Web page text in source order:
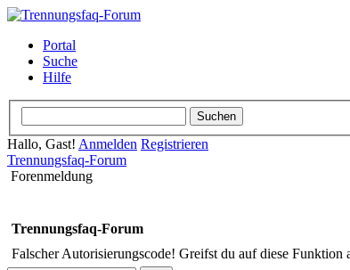
Portal
Suche
Hilfe
Hallo, Gast! Anmelden Registrieren
Trennungsfaq-Forum
Forenmeldung
Trennungsfaq-Forum
Falscher Autorisierungscode! Greifst du auf diese